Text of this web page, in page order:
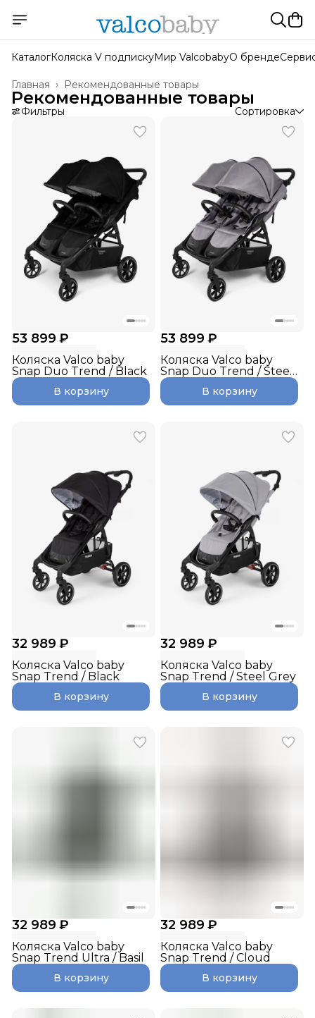
КаталогКоляска V подпискуМир ValcobabyО бренде
Рекомендованные товары
Главная ›
Рекомендованные товары
Фильтры Сортировка
53 899 ₽
Коляска Valco baby
Snap Duo Trend / Black
В корзину
53 899 ₽
Коляска Valco baby
Snap Duo Trend / Steel
Grey
В корзину
32 989 ₽
Коляска Valco baby
Snap Trend / Black
В корзину
32 989 ₽
Коляска Valco baby
Snap Trend / Steel Grey
В корзину
32 989 ₽
Коляска Valco baby
Snap Trend Ultra / Basil
В корзину
32 989 ₽
Коляска Valco baby
Snap Trend / Cloud
В корзину